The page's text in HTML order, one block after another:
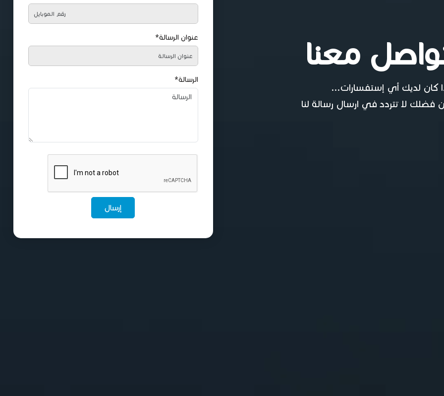
معنا
كان لديك أي إستفسارات...
فضلك لا تتردد في ارسال رسالة لنا
عنوان الرسالة*
الرسالة*
إرسال